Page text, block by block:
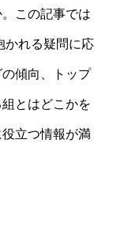
この記事では
かれる疑問に応
傾向、トップ
とはどこかを
立つ情報が満